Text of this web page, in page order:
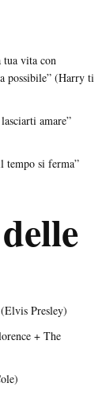
tua vita con
possibile” (Harry ti
amare”
tempo si ferma”
Presley)
+ The